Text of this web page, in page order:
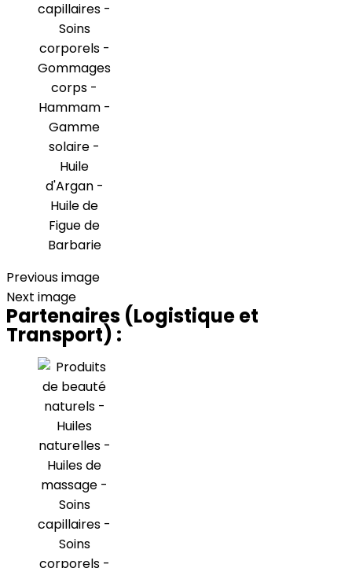
Previous image
Next image
Partenaires (Logistique et
Transport) :